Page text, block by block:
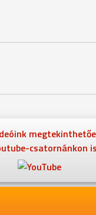
csatornánkon